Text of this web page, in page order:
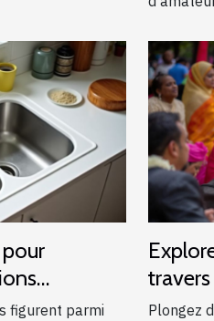
figurent parmi
Plongez